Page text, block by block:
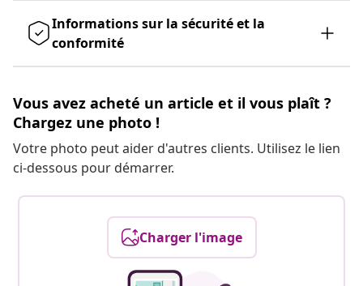
Informations sur la sécurité et la
conformité
Vous avez acheté un article et il vous plaît ?
Chargez une photo !
Votre photo peut aider d'autres clients. Utilisez le lien
ci-dessous pour démarrer.
Charger l'image